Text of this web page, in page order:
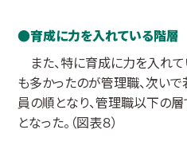
育成に力を入れている階層
また、特に育成に力を入れ
も多かったのが管理職、次い
員の順となり、管理職以下の
となった。（図表８）